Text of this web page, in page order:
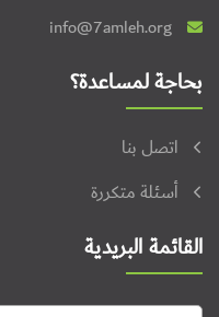
info@7amleh.org
بحاجة لمساعدة؟
اتصل بنا
أسئلة متكررة
القائمة البريدية